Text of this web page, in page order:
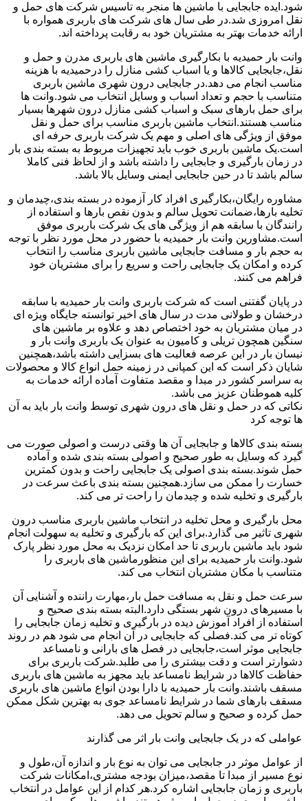
شود.ایده جابجایی با ماشین ها منجر به تاسیس شرکت های حمل و
نقل امروزی شد.در طی سال های شرکت های باربری همواره با
ارائه خدمات بهتر به مشتریان خود به رقابت پرداخته اند.
وانت بار حمیدیه با بکارگیری ماشین های باربری مدرن و حمل و
نقل،جابجایی کالاها و یا اسباب کشی منازل را درحمیدیه با هزینه
مناسب انجام می دهد.در جابجایی درون شهری ماشین باربری
متناسب با حجم و تعداد اسباب و وسایل انتخاب می شود.وانت ها
برای حمل بارهای سبک و اسباب کشی منازل درون شهرها بسیار
مناسب هستند.انتخاب ماشین باربری مناسب برای حمل و نقل
موفق از ویژگی های اصلی و مهم یک شرکت باربری حرفه ای
است.یک ماشین باربری خوب باید تجهیزات مربوط به بسته بندی بار
در زمان بارگیری و جابجایی را داشته باشد و از لحاظ فنی کاملا
سالم باشد تا در حین جابجایی ایمنی وسایل بالا باشد.
مشاوره رایگان،بکارگیری افراد کار آزموده در بسته بندی،چیدمان و
تخلیه بارها،ضمانت تحویل سالم و بدون نقص بارها و استفاده از
رانندگان با سابقه هم از ویژگی های یک شرکت باربری موفق
است.مشاورین وانت بار حمیدیه با حضور در محل مورد نظر با توجه
به حجم بار و مسافت جابجایی ماشین باربری مناسب را انتخاب
کرده و امکان یک جابجایی راحت و سریع را برای مشتریان خود
فراهم می کنند.
در پایان گفتنی است که شرکت باربری وانت بار حمیدیه با سابقه
درخشان و طولانی مدت در سال های اخیر توانسته جایگاه ویژه ای
در میان مشتریان به خود اختصاص دهد و علاوه بر ماشین های
سنگین همچون تریلی و کامیون به عنوان یک باربری وانت بار و
نیسان بار در این عرصه فعالیت های بسزایی داشته باشد،همچنین
شایان ذکر است که این کمپانی در زمینه حمل انواع کالا و محصولات
به سراسر کشور در مبدا و مقصد متفاوت آماده ارائه خدمات به
کلیه هموطنان عزیز می باشد.
نکاتی که در حمل و نقل های درون شهری توسط وانت بار باید به آن
ها توجه کرد
بسته بندی کالاها و جابجایی آن ها وقتی درست و اصولی صورت می
گیرد که وسایل به طور صحیح و اصولی بسته بندی شده و آماده
حمل شوند.بسته بندی اصولی یک جابجایی راحت و بدون کمترین
خسارت را ممکن می سازد.همچنین بسته بندی باعث سرعت در
بارگیری و تخلیه شده و چیدمان را راحت تر می کند.
محل بارگیری و محل تخلیه در انتخاب ماشین باربری مناسب درون
شهری تاثیر می گذارد.برای این که بارگیری و تخلیه به سهولت انجام
شود باید ماشین باربری تا حد امکان نزدیک به محل مورد نظر پارک
شود.وانت بار حمیدیه برای این منظورماشین های باربری را
متناسب با مکان مشتریان انتخاب می کند.
سرعت حمل و نقل به مسافت حمل بار،مهارت راننده و آشنایی آن
با مسیرهای درون شهر بستگی دارد.البته بسته بندی صحیح و
استفاده از افراد آموزش دیده در بارگیری و تخلیه زمان جابجایی را
کوتاه تر می کند.فصلی که جابجایی در آن انجام می شود هم در روند
جابجایی موثر است،جابجایی در فصل های بارانی و نامساعد
دشوارتر است و دقت بیشتری را می طلبد.شرکت باربری برای
حفاظت کالاها در شرایط نامساعد باید مجهز به ماشین های باربری
مسقف باشند.وانت بار حمیدیه با دارا بودن انواع ماشین های باربری
مسقف بارهای شما در شرایط نامساعد جوی به بهترین شکل ممکن
حمل کرده و صحیح و سالم تحویل می دهد.
عواملی که در یک جابجایی وانت بار اثر می گذارند
از عوامل موثر در جابجایی می توان به نوع بار و اندازه آن،طول و
نوع مسیر از مبدا تا مقصد،میزان بودجه مشتری،امکانات شرکت
باربری و زمان جابجایی اشاره کرد.هر کدام از این عوامل در انتخاب